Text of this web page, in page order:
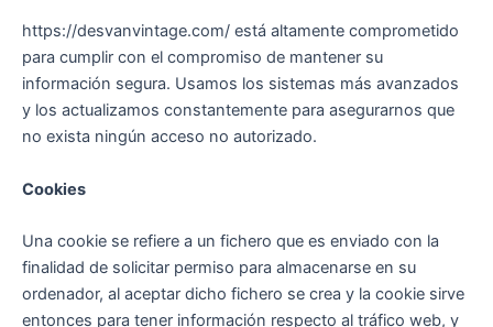
https://desvanvintage.com/ está altamente comprometido
para cumplir con el compromiso de mantener su
información segura. Usamos los sistemas más avanzados
y los actualizamos constantemente para asegurarnos que
no exista ningún acceso no autorizado.
Cookies
Una cookie se refiere a un fichero que es enviado con la
finalidad de solicitar permiso para almacenarse en su
ordenador, al aceptar dicho fichero se crea y la cookie sirve
entonces para tener información respecto al tráfico web, y